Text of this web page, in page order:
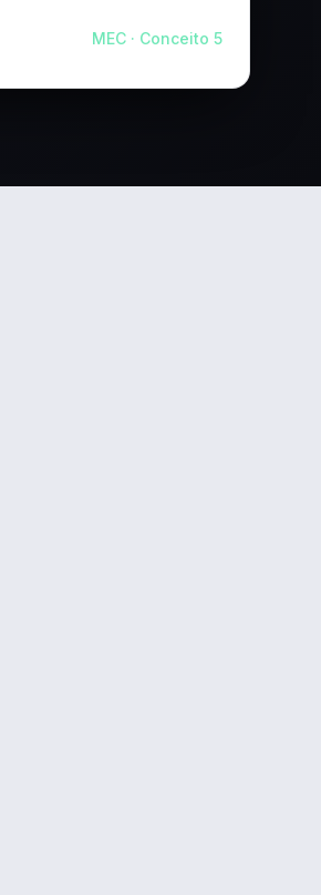
MEC · Conceito 5